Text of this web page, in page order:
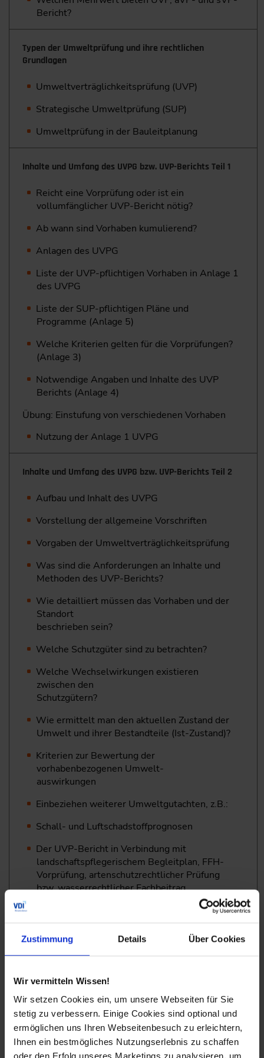
Zustimmung Details Über Cookies
Wir vermitteln Wissen!
Wir setzen Cookies ein, um unsere Webseiten für Sie
stetig zu verbessern. Einige Cookies sind optional und
ermöglichen uns Ihren Webseitenbesuch zu erleichtern,
Ihnen ein bestmögliches Nutzungserlebnis zu schaffen
oder den Erfolg unseres Marketings zu analysieren, um
Bericht?
Typen der Umweltprüfung und ihre rechtlichen
Grundlagen
Umweltverträglichkeitsprüfung (UVP)
Strategische Umweltprüfung (SUP)
Umweltprüfung in der Bauleitplanung
Inhalte und Umfang des UVPG bzw. UVP-Berichts Teil 1
Reicht eine Vorprüfung oder ist ein
vollumfänglicher UVP-Bericht nötig?
Ab wann sind Vorhaben kumulierend?
Anlagen des UVPG
Liste der UVP-pflichtigen Vorhaben in Anlage 1
des UVPG
Liste der SUP-pflichtigen Pläne und
Programme (Anlage 5)
Welche Kriterien gelten für die Vorprüfungen?
(Anlage 3)
Notwendige Angaben und Inhalte des UVP
Berichts (Anlage 4)
Übung: Einstufung von verschiedenen Vorhaben
Nutzung der Anlage 1 UVPG
Inhalte und Umfang des UVPG bzw. UVP-Berichts Teil 2
Aufbau und Inhalt des UVPG
Vorstellung der allgemeine Vorschriften
Vorgaben der Umweltverträglichkeitsprüfung
Was sind die Anforderungen an Inhalte und
Methoden des UVP-Berichts?
Wie detailliert müssen das Vorhaben und der
Standort
beschrieben sein?
Welche Schutzgüter sind zu betrachten?
Welche Wechselwirkungen existieren
zwischen den
Schutzgütern?
Wie ermittelt man den aktuellen Zustand der
Umwelt und ihrer Bestandteile (Ist-Zustand)?
Kriterien zur Bewertung der
vorhabenbezogenen Umwelt-
auswirkungen
Einbeziehen weiterer Umweltgutachten, z.B.:
Schall- und Luftschadstoffprognosen
Der UVP-Bericht in Verbindung mit
landschaftspflegerischem Begleitplan, FFH-
Vorprüfung, artenschutzrechtlicher Prüfung
bzw. wasserrechtlicher Fachbeitrag
Wie stellt man Maßnahmen zur Vermeidung,
Verminderung oder zum Ausgleich von
Beeinträchtigungen dar?
Was ist die Alternativenprüfung und in welcher
müssen Alternativen angeführt werden?
Wie wird die zusammenfassende Darstellung
der Auswirkungen strukturiert?
Übung: Betrachtung eines fiktiven Vorhabens